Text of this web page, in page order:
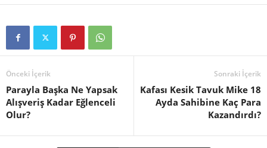
Önceki İçerik
Parayla Başka Ne Yapsak
Alışveriş Kadar Eğlenceli
Olur?
Sonraki İçerik
Kafası Kesik Tavuk Mike 18
Ayda Sahibine Kaç Para
Kazandırdı?